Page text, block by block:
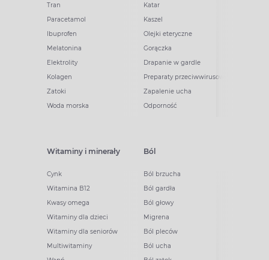
Tran
Paracetamol
Ibuprofen
Melatonina
Elektrolity
Kolagen
Zatoki
Woda morska
Katar
Kaszel
Olejki eteryczne
Gorączka
Drapanie w gardle
Preparaty przeciwwirusowe
Zapalenie ucha
Odporność
Witaminy i minerały
Cynk
Witamina B12
Kwasy omega
Witaminy dla dzieci
Witaminy dla seniorów
Multiwitaminy
Ból
Ból brzucha
Ból gardła
Ból głowy
Migrena
Ból pleców
Ból ucha